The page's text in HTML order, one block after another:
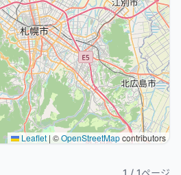
Leaflet | ©OpenStreetMapcontributors
1 / 1ページ